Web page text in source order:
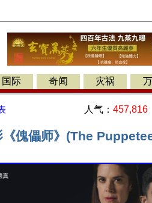
国际 奇闻 灾祸
人气： 457,816
傀儡师》(The